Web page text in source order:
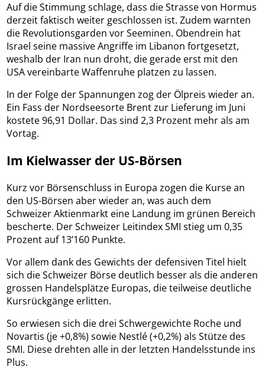
Auf die Stimmung schlage, dass die Strasse von Hormus
derzeit faktisch weiter geschlossen ist. Zudem warnten
die Revolutionsgarden vor Seeminen. Obendrein hat
Israel seine massive Angriffe im Libanon fortgesetzt,
weshalb der Iran nun droht, die gerade erst mit den
USA vereinbarte Waffenruhe platzen zu lassen.
In der Folge der Spannungen zog der Ölpreis wieder an.
Ein Fass der Nordseesorte Brent zur Lieferung im Juni
kostete 96,91 Dollar. Das sind 2,3 Prozent mehr als am
Vortag.
Im Kielwasser der US-Börsen
Kurz vor Börsenschluss in Europa zogen die Kurse an
den US-Börsen aber wieder an, was auch dem
Schweizer Aktienmarkt eine Landung im grünen Bereich
bescherte. Der Schweizer Leitindex SMI stieg um 0,35
Prozent auf 13’160 Punkte.
Vor allem dank des Gewichts der defensiven Titel hielt
sich die Schweizer Börse deutlich besser als die anderen
grossen Handelsplätze Europas, die teilweise deutliche
Kursrückgänge erlitten.
So erwiesen sich die drei Schwergewichte Roche und
Novartis (je +0,8%) sowie Nestlé (+0,2%) als Stütze des
SMI. Diese drehten alle in der letzten Handelsstunde ins
Plus.